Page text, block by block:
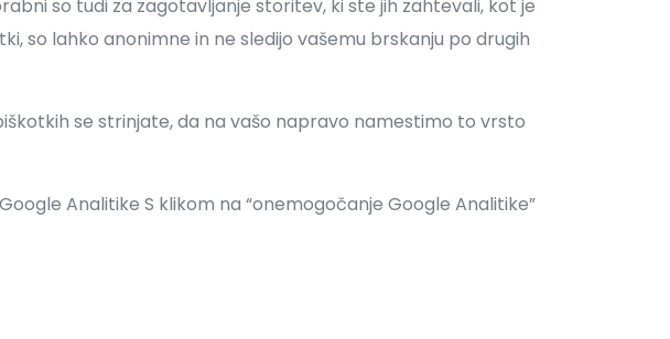
so tudi za zagotavljanje storitev, ki ste jih zahtevali, kot je
so lahko anonimne in ne sledijo vašemu brskanju po drugih
se strinjate, da na vašo napravo namestimo to vrsto
Analitike S klikom na “onemogočanje Google Analitike”